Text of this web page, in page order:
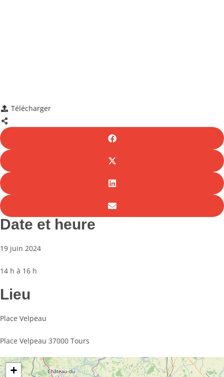
Télécharger
Date et heure
19 juin 2024
14 h à 16 h
Lieu
Place Velpeau
Place Velpeau 37000 Tours
+